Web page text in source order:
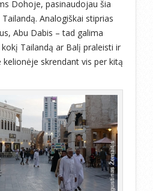
Dohoje, pasinaudojau šia
Analogiškai stiprias
Abu Dabis – tad galima
Tailandą ar Balį praleisti ir
skrendant vis per kitą